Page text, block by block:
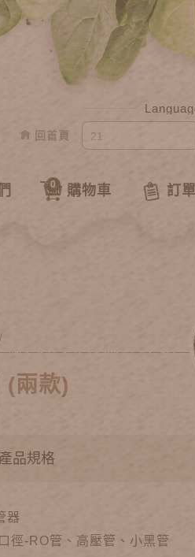
購物車
0 訂
回首頁
(兩款)
器
徑-RO管、高壓管、小黑管